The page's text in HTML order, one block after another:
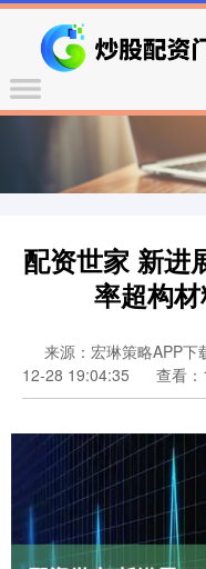
配资世家 新进
率超构
来源：宏琳策略APP下
12-28 19:04:35
查看：